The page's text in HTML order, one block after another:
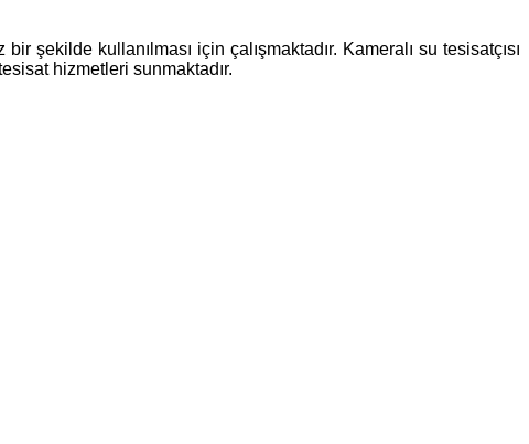
şekilde kullanılması için çalışmaktadır. Kameralı su tesisatçısı
hizmetleri sunmaktadır.